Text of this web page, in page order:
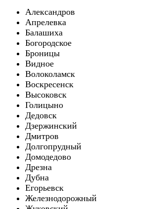
Александров
Апрелевка
Балашиха
Богородское
Броницы
Видное
Волоколамск
Воскресенск
Высоковск
Голицыно
Дедовск
Дзержинский
Дмитров
Долгопрудный
Домодедово
Дрезна
Дубна
Егорьевск
Железнодорожный